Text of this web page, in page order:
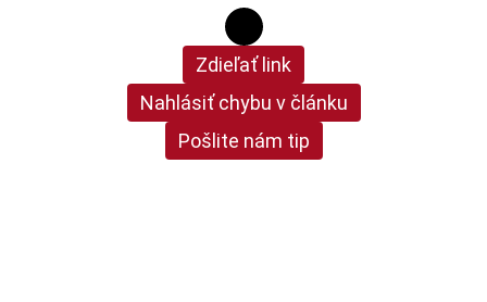
Zdieľať link
Nahlásiť chybu v článku
Pošlite nám tip